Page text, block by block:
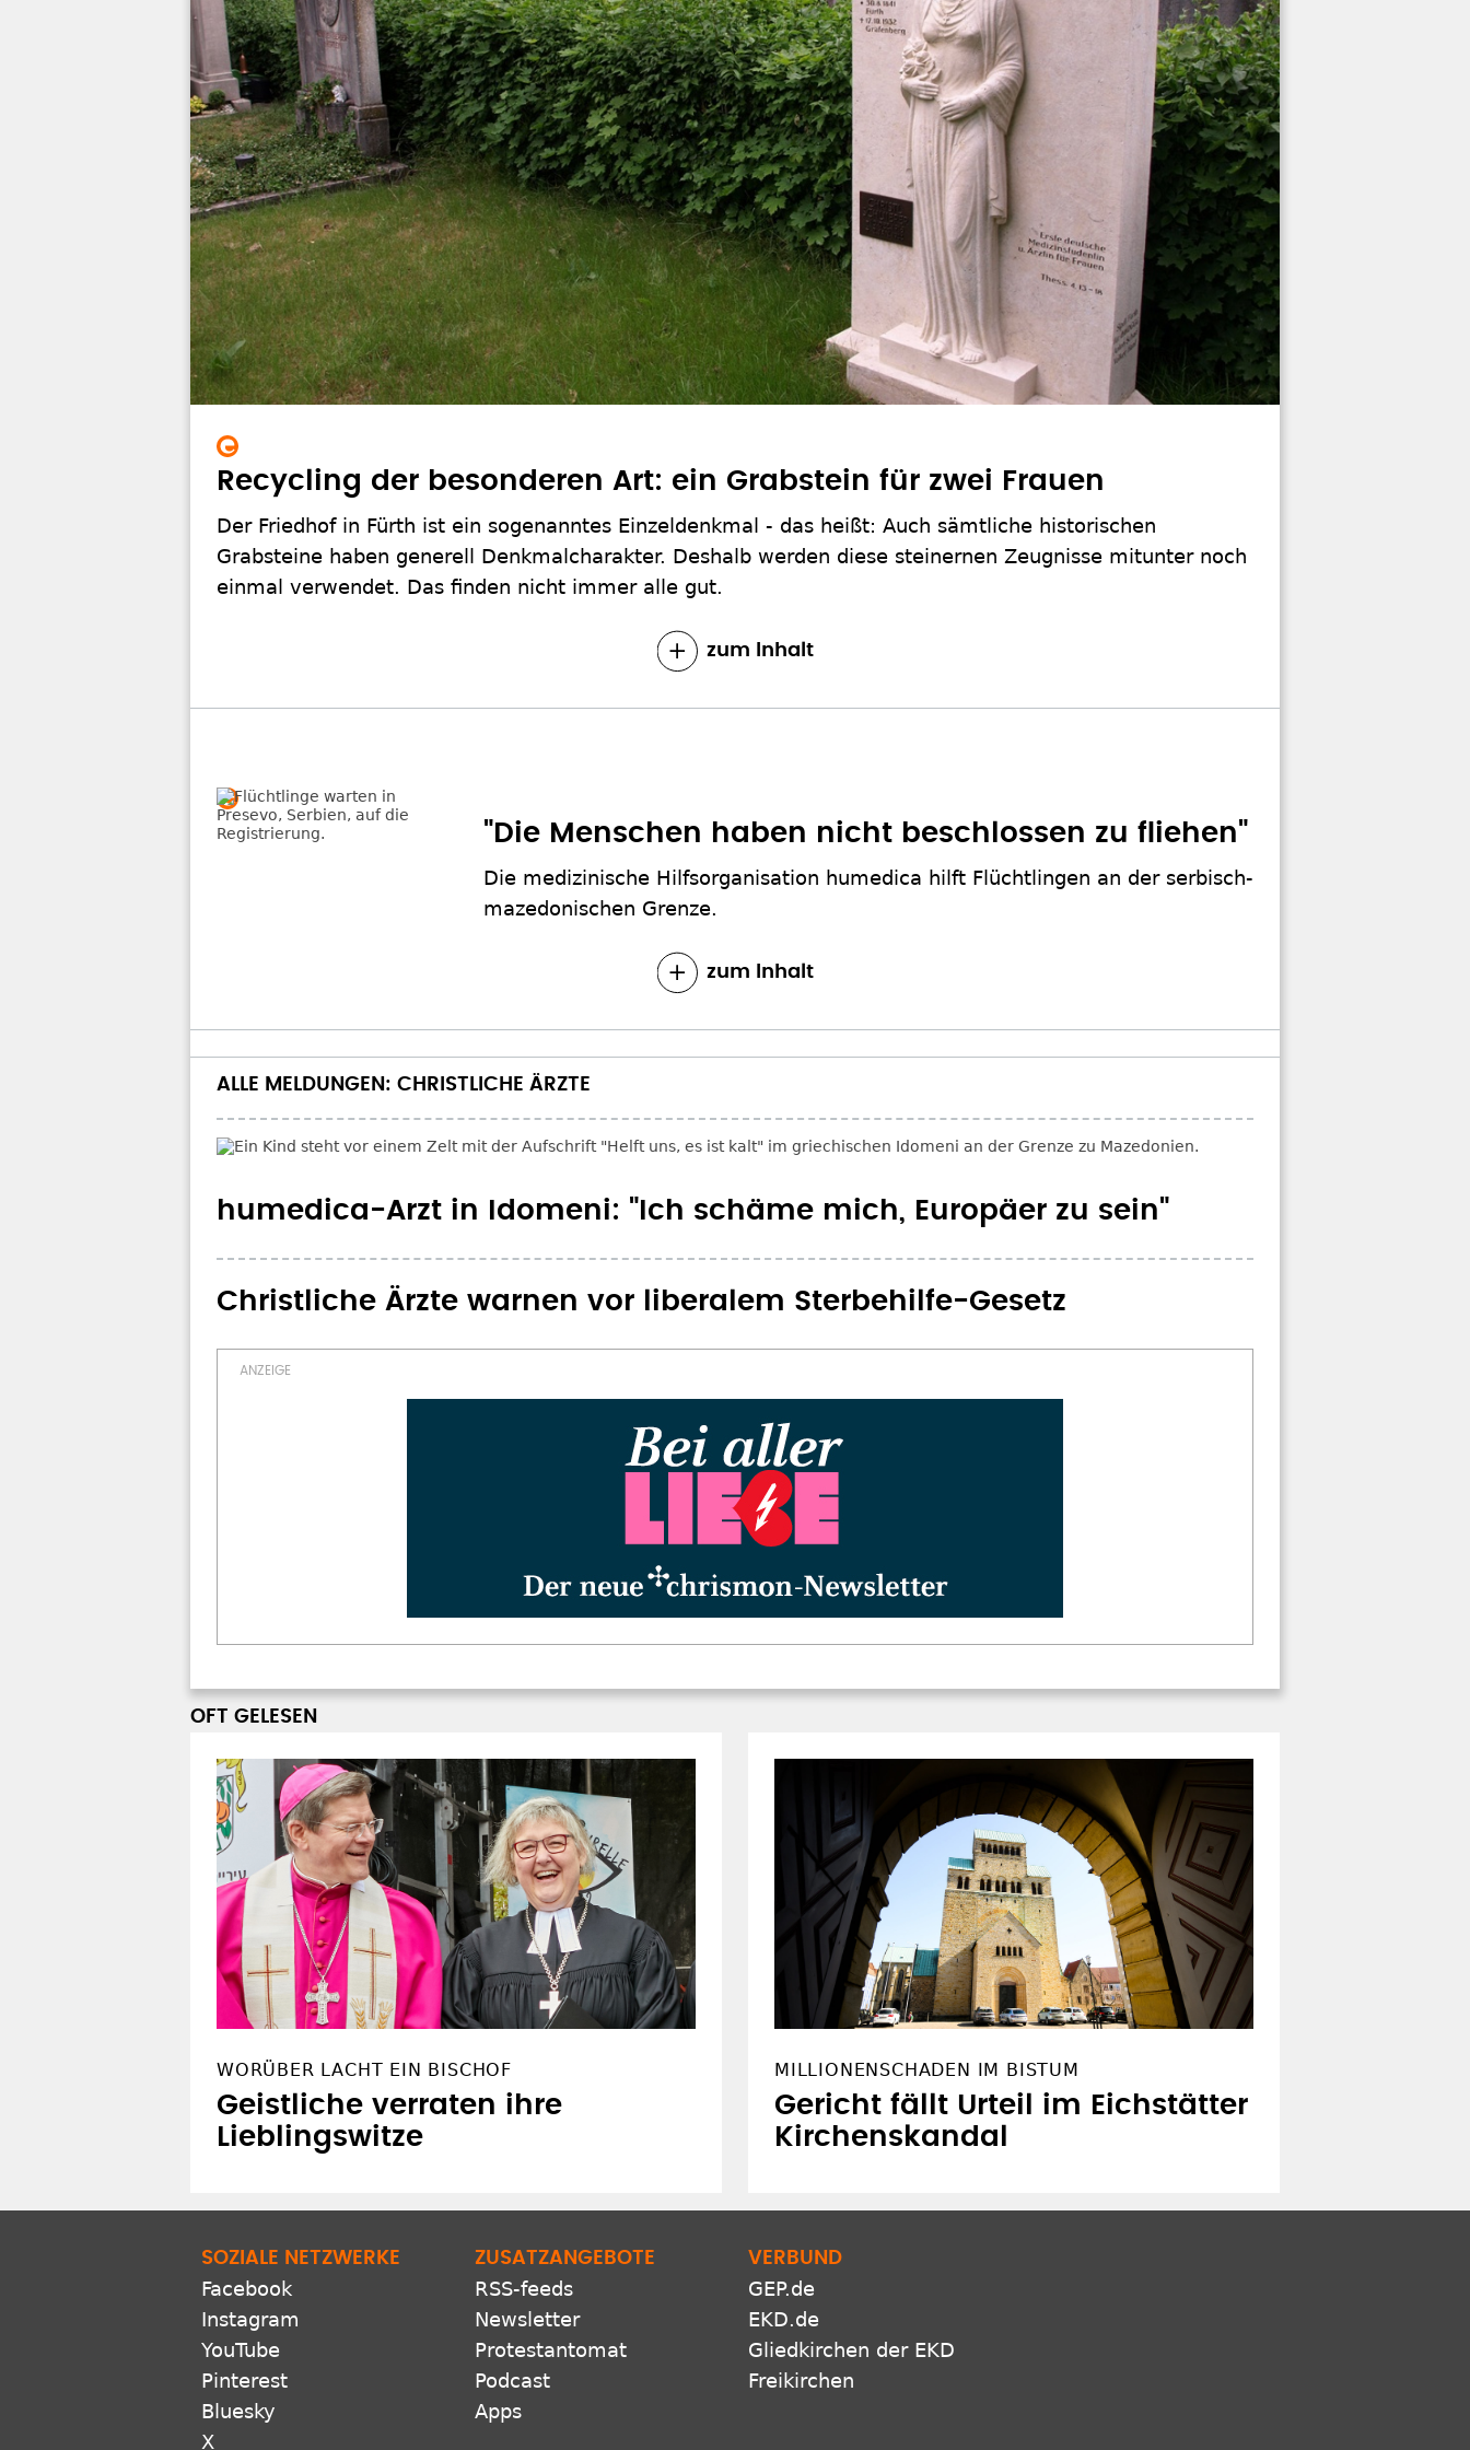
Recycling der besonderen Art: ein Grabstein für zwei Frauen
Der Friedhof in Fürth ist ein sogenanntes Einzeldenkmal - das heißt: Auch sämtliche historischen
Grabsteine haben generell Denkmalcharakter. Deshalb werden diese steinernen Zeugnisse mitunter noch
einmal verwendet. Das finden nicht immer alle gut.
zum Inhalt
"Die Menschen haben nicht beschlossen zu fliehen"
Die medizinische Hilfsorganisation humedica hilft Flüchtlingen an der serbisch-
mazedonischen Grenze.
zum Inhalt
ALLE MELDUNGEN: CHRISTLICHE ÄRZTE
humedica-Arzt in Idomeni: "Ich schäme mich, Europäer zu sein"
Christliche Ärzte warnen vor liberalem Sterbehilfe-Gesetz
OFT GELESEN
WORÜBER LACHT EIN BISCHOF
Geistliche verraten ihre
Lieblingswitze
MILLIONENSCHADEN IM BISTUM
Gericht fällt Urteil im Eichstätter
Kirchenskandal
SOZIALE NETZWERKE
Facebook
Instagram
YouTube
Pinterest
Bluesky
X
ZUSATZANGEBOTE
RSS-feeds
Newsletter
Protestantomat
Podcast
Apps
VERBUND
GEP.de
EKD.de
Gliedkirchen der EKD
Freikirchen